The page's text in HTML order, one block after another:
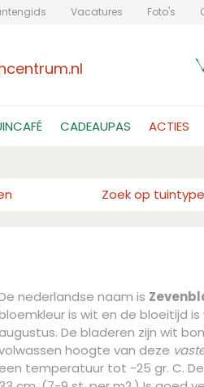
Vacatures Foto's
CADEAUPAS ACTIES
Zoek op tuintype
nederlandse naam is
is wit en de bloeitijd
De bladeren zijn wit
hoogte van deze
temperatuur tot -25 gr. C.